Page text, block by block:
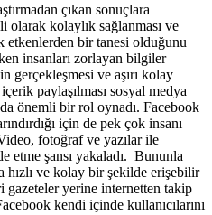
çıkan sonuçlara
olarak kolaylık sağlanması ve
etkenlerden bir tanesi olduğunu
insanları zorlayan bilgiler
gerçekleşmesi ve aşırı kolay
paylaşılması sosyal medya
önemli bir rol oynadı. Facebook
için de pek çok insanı
fotoğraf ve yazılar ile
etme şansı yakaladı. Bununla
ve kolay bir şekilde erişebilir
gazeteler yerine internetten takip
kendi içinde kullanıcılarını